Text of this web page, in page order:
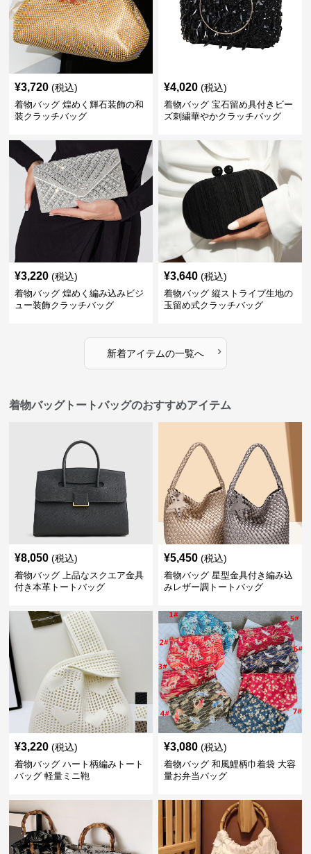
¥3,720 (税込)
着物バッグ 煌めく輝石装飾の和
装クラッチバッグ
¥4,020 (税込)
着物バッグ 宝石留め具付きビー
ズ刺繍華やかクラッチバッグ
¥3,220 (税込)
着物バッグ 煌めく編み込みビジ
ュー装飾クラッチバッグ
¥3,640 (税込)
着物バッグ 縦ストライプ生地の
玉留め式クラッチバッグ
新着アイテムの一覧へ ›
着物バッグトートバッグのおすすめアイテム
¥8,050 (税込)
着物バッグ 上品なスクエア金具
付き本革トートバッグ
¥5,450 (税込)
着物バッグ 星型金具付き編み込
みレザー調トートバッグ
¥3,220 (税込)
着物バッグ ハート柄編みトート
バッグ 軽量ミニ鞄
¥3,080 (税込)
着物バッグ 和風鯉柄巾着袋 大容
量お弁当バッグ